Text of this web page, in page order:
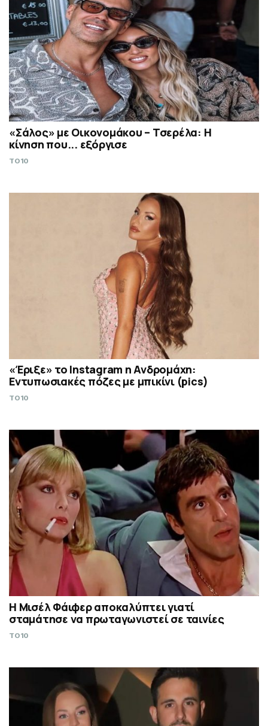
«Σάλος» με Οικονομάκου – Τσερέλα: Η
κίνηση που... εξόργισε
TO10
«Έριξε» το Instagram η Ανδρομάχη:
Εντυπωσιακές πόζες με μπικίνι (pics)
TO10
Η Μισέλ Φάιφερ αποκαλύπτει γιατί
σταμάτησε να πρωταγωνιστεί σε ταινίες
TO10